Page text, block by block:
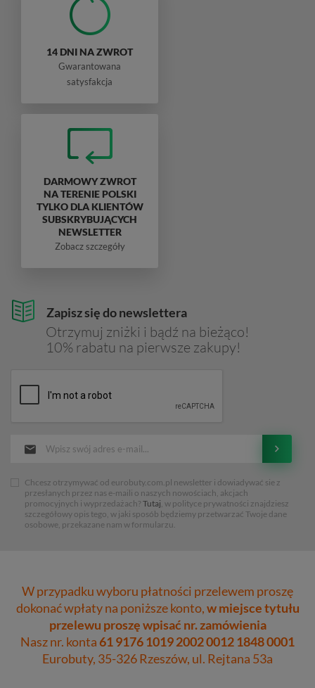
Zapisz się do newslettera
Otrzymuj zniżki i bądź na bieżąco!
10% rabatu na pierwsze zakupy!
Chcesz otrzymywać od eurobuty.com.pl newsletter i dowiadywać sie z
przesłanych przez nas e-maili o naszych nowościach, akcjach
promocyjnych i wyprzedażach? Tutaj, w polityce prywatności znajdziesz
szczegółowy opis tego, w jaki sposób będziemy przetwarzać Twoje dane
osobowe, przekazane nam w formularzu.
14 DNI NA ZWROT
Gwarantowana
satysfakcja
DARMOWY ZWROT
NA TERENIE POLSKI
TYLKO DLA KLIENTÓW
SUBSKRYBUJĄCYCH
NEWSLETTER
Zobacz szczegóły
W przypadku wyboru płatności przelewem proszę
dokonać wpłaty na poniższe konto,w miejsce tytułu
przelewu proszę wpisać nr. zamówienia
Nasz nr. konta61 9176 1019 2002 0012 1848 0001
Eurobuty, 35-326 Rzeszów, ul. Rejtana 53a